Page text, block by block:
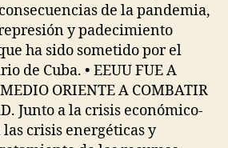
de la pandemia,
y padecimiento
ha sido sometido por el
de Cuba. • EEUU FUE A
ORIENTE A COMBATIR
Junto a la crisis económico-
crisis energéticas y